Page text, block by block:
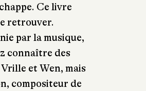
Ce livre
retrouver.
par la musique,
connaître des
et Wen, mais
compositeur de